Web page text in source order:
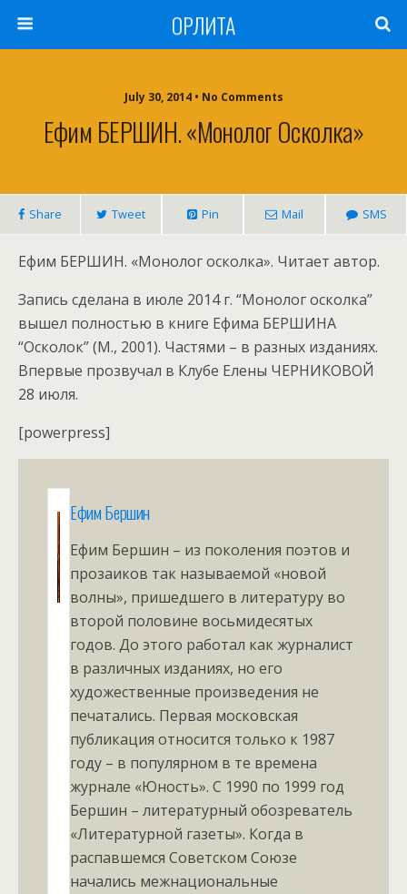
ОРЛИТА
July 30, 2014 • No Comments
Ефим БЕРШИН. «Монолог Осколка»
Share Tweet Pin Mail SMS
Ефим БЕРШИН. «Монолог осколка». Читает автор.
Запись сделана в июле 2014 г. “Монолог осколка”
вышел полностью в книге Ефима БЕРШИНА
“Осколок” (М., 2001). Частями – в разных изданиях.
Впервые прозвучал в Клубе Елены ЧЕРНИКОВОЙ
28 июля.
[powerpress]
Ефим Бершин
Ефим Бершин – из поколения поэтов и
прозаиков так называемой «новой
волны», пришедшего в литературу во
второй половине восьмидесятых
годов. До этого работал как журналист
в различных изданиях, но его
художественные произведения не
печатались. Первая московская
публикация относится только к 1987
году – в популярном в те времена
журнале «Юность». С 1990 по 1999 год
Бершин – литературный обозреватель
«Литературной газеты». Когда в
распавшемся Советском Союзе
начались межнациональные